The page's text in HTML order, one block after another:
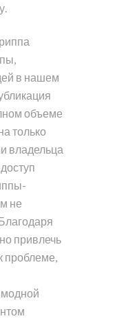
в нашем
объеме
только
владельца
не
привлечь
проблеме,
модной